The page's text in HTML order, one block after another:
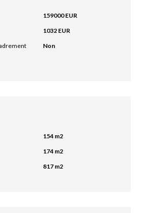
159000 EUR
1032 EUR
Non
154 m2
174 m2
817 m2